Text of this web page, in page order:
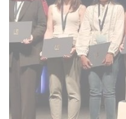
Actualités
Nos partenaires